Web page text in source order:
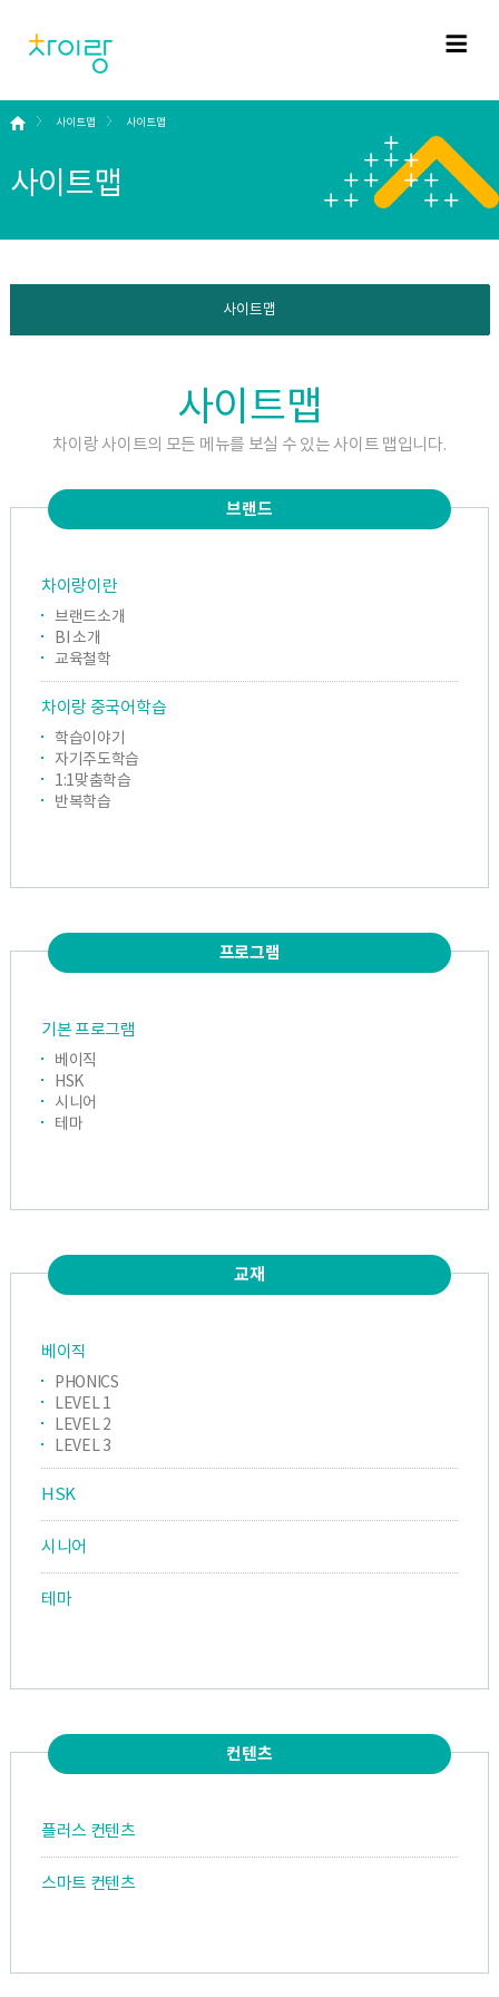
사이트맵 사이트맵
사이트맵
사이트맵
사이트맵
차이랑 사이트의 모든 메뉴를 보실 수 있는 사이트 맵입니다.
브랜드
차이랑이란
브랜드소개
BI 소개
교육철학
차이랑 중국어학습
학습이야기
자기주도학습
1:1맞춤학습
반복학습
프로그램
기본 프로그램
베이직
HSK
시니어
테마
교재
베이직
PHONICS
LEVEL 1
LEVEL 2
LEVEL 3
HSK
시니어
테마
컨텐츠
플러스 컨텐츠
스마트 컨텐츠